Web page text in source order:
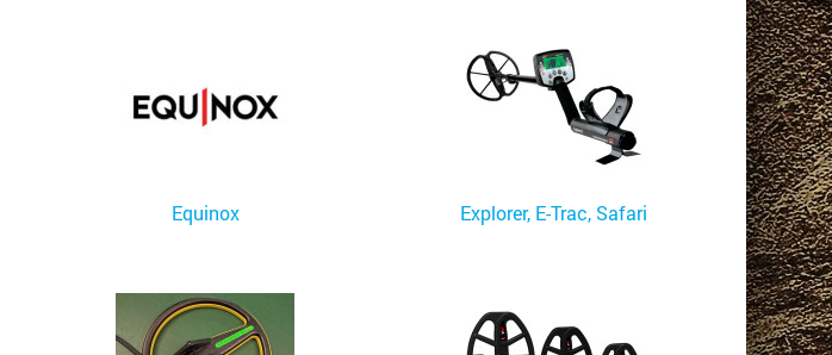
Equinox Explorer, E-Trac, Safari